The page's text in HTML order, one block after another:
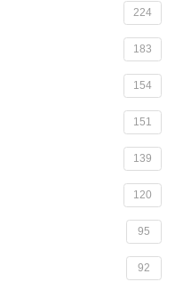
224
183
154
151
139
120
95
92